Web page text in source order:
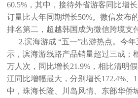
60.5%，其中，接待外省游客同比增
订量比去年同期增长50%。微信发布
排名第二，超越韩国成为微信跨境支
2.滨海游成 “五一”出游热点。今
示，滨海游线路产品销量超过三成；
万人次，同比增长21.9%，相比清明
江同比增幅最大，分别增长172.4%、
中，珠海长隆、川岛风情、东部华侨